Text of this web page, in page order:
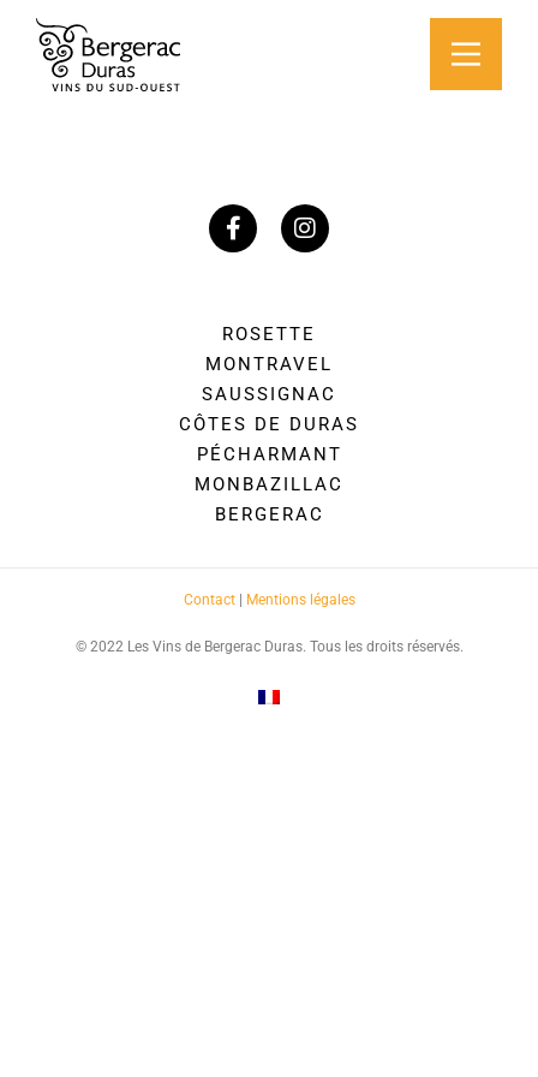
ROSETTE
MONTRAVEL
SAUSSIGNAC
CÔTES DE DURAS
PÉCHARMANT
MONBAZILLAC
BERGERAC
Contact| Mentions légales
© 2022 Les Vins de Bergerac Duras. Tous les droits réservés.